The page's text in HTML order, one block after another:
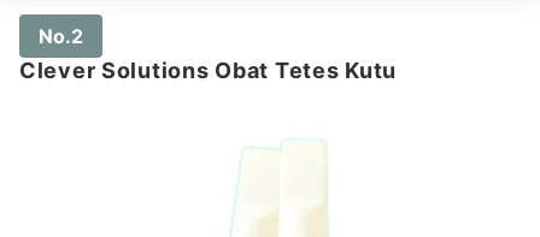
No.2
Clever Solutions Obat Tetes Kutu